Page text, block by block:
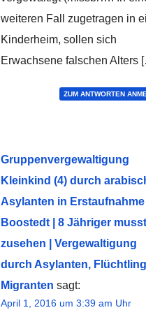
weiteren Fall zugetragen in
Kinderheim, sollen sich
Erwachsene falschen Alters
ZUM ANTWORTEN
Gruppenvergewaltigung
Kleinkind (4) durch
Asylanten in Erstaufnahme
Boostedt | 8 Jähriger
zusehen | Vergewaltigung
durch Asylanten,
Migranten sagt:
April 1, 2016 um 3:39 am Uhr